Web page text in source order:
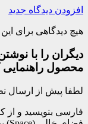
افزودن دیدگاه جدید
هیچ دیدگاهی برای
دیگران را با
محصول راهنمایی
لطفا پیش از ارسال
فارسی بنویسید و از